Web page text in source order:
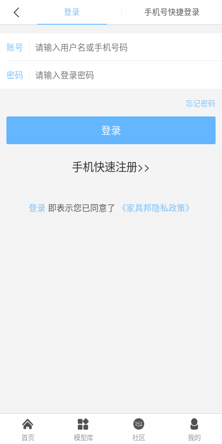
登录 手机号快捷登录
账号
密码
忘记密码
登录
手机快速注册>>
登录 即表示您已同意了 《家具邦隐私政策》
首页 模型库 社区 我的